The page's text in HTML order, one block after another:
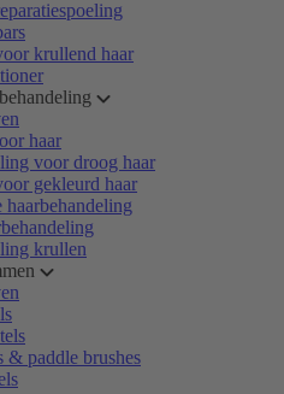
krullend haar
haar
voor droog haar
gekleurd haar
haarbehandeling
krullen
& paddle brushes